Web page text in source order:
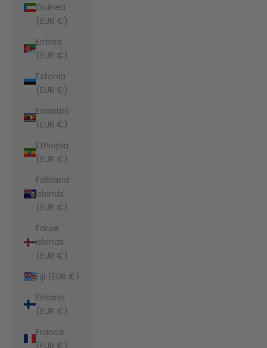
Guinea
(EUR €)
Eritrea
(EUR €)
Estonia
(EUR €)
Eswatini
(EUR €)
Ethiopia
(EUR €)
Falkland
Islands
(EUR €)
Faroe
Islands
(EUR €)
Fiji (EUR €)
Finland
(EUR €)
France
(EUR €)